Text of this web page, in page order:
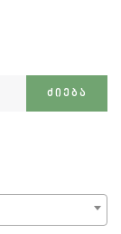
ᲫᲘᲔᲑᲐ